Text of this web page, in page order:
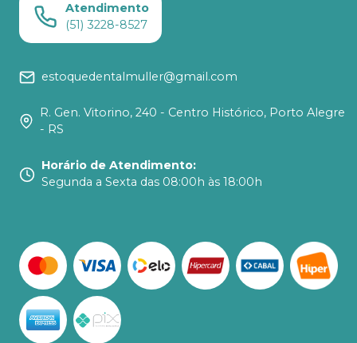
Atendimento
(51) 3228-8527
estoquedentalmuller@gmail.com
R. Gen. Vitorino, 240 - Centro Histórico, Porto Alegre
- RS
Horário de Atendimento:
Segunda a Sexta das 08:00h às 18:00h